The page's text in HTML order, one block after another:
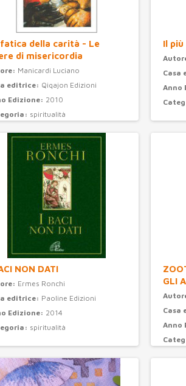
della carità - Le
di misericordia
Manicardi Luciano
editrice: Qiqajon Edizioni
Edizione: 2010
spiritualità
Il
Casa
Anno
NON DATI
Ermes Ronchi
editrice: Paoline Edizioni
Edizione: 2014
spiritualità
GLI
Casa
Anno